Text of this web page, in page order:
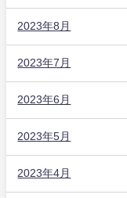
2023年8月
2023年7月
2023年6月
2023年5月
2023年4月